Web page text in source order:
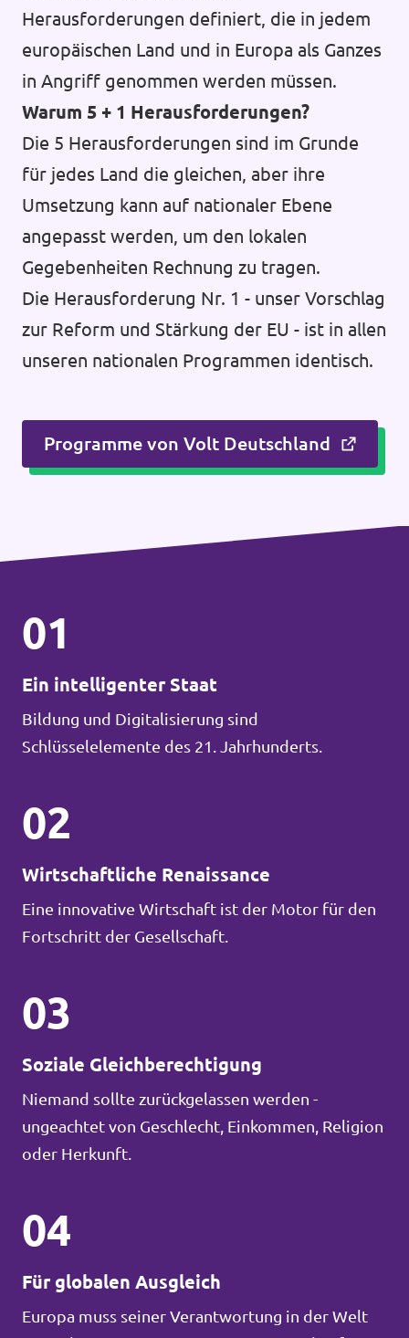
Herausforderungen definiert, die in jedem
europäischen Land und in Europa als Ganzes
in Angriff genommen werden müssen.
Warum 5 + 1 Herausforderungen?
Die 5 Herausforderungen sind im Grunde
für jedes Land die gleichen, aber ihre
Umsetzung kann auf nationaler Ebene
angepasst werden, um den lokalen
Gegebenheiten Rechnung zu tragen.
Die Herausforderung Nr. 1 - unser Vorschlag
zur Reform und Stärkung der EU - ist in allen
unseren nationalen Programmen identisch.
Programme von Volt Deutschland
01
Ein intelligenter Staat
Bildung und Digitalisierung sind
Schlüsselelemente des 21. Jahrhunderts.
02
Wirtschaftliche Renaissance
Eine innovative Wirtschaft ist der Motor für den
Fortschritt der Gesellschaft.
03
Soziale Gleichberechtigung
Niemand sollte zurückgelassen werden -
ungeachtet von Geschlecht, Einkommen, Religion
oder Herkunft.
04
Für globalen Ausgleich
Europa muss seiner Verantwortung in der Welt